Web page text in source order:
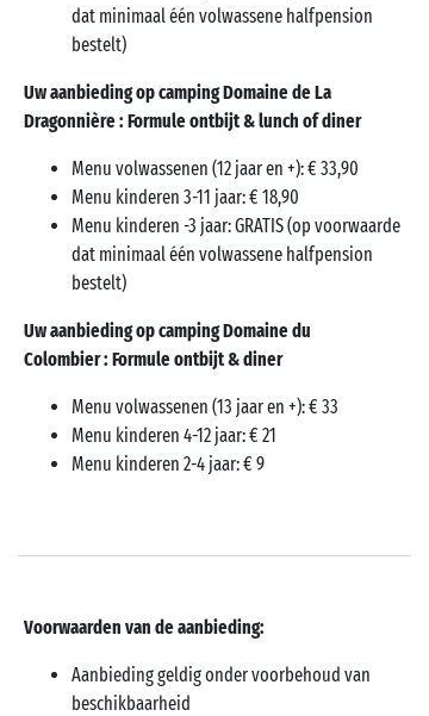
dat minimaal één volwassene halfpension
bestelt)
Uw aanbieding op camping Domaine de La
Dragonnière : Formule ontbijt & lunch of diner
Menu volwassenen (12 jaar en +): € 33,90
Menu kinderen 3-11 jaar: € 18,90
Menu kinderen -3 jaar: GRATIS (op voorwaarde
dat minimaal één volwassene halfpension
bestelt)
Uw aanbieding op camping Domaine du
Colombier : Formule ontbijt & diner
Menu volwassenen (13 jaar en +): € 33
Menu kinderen 4-12 jaar: € 21
Menu kinderen 2-4 jaar: € 9
Voorwaarden van de aanbieding:
Aanbieding geldig onder voorbehoud van
beschikbaarheid